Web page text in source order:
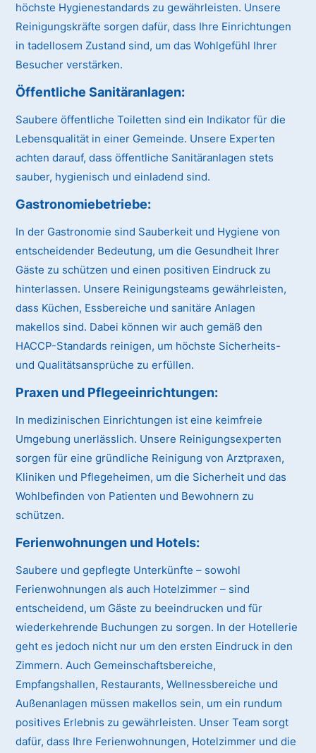
höchste Hygienestandards zu gewährleisten. Unsere
Reinigungskräfte sorgen dafür, dass Ihre Einrichtungen
in tadellosem Zustand sind, um das Wohlgefühl Ihrer
Besucher verstärken.
Öffentliche Sanitäranlagen:
Saubere öffentliche Toiletten sind ein Indikator für die
Lebensqualität in einer Gemeinde. Unsere Experten
achten darauf, dass öffentliche Sanitäranlagen stets
sauber, hygienisch und einladend sind.
Gastronomiebetriebe:
In der Gastronomie sind Sauberkeit und Hygiene von
entscheidender Bedeutung, um die Gesundheit Ihrer
Gäste zu schützen und einen positiven Eindruck zu
hinterlassen. Unsere Reinigungsteams gewährleisten,
dass Küchen, Essbereiche und sanitäre Anlagen
makellos sind. Dabei können wir auch gemäß den
HACCP-Standards reinigen, um höchste Sicherheits-
und Qualitätsansprüche zu erfüllen.
Praxen und Pflegeeinrichtungen:
In medizinischen Einrichtungen ist eine keimfreie
Umgebung unerlässlich. Unsere Reinigungsexperten
sorgen für eine gründliche Reinigung von Arztpraxen,
Kliniken und Pflegeheimen, um die Sicherheit und das
Wohlbefinden von Patienten und Bewohnern zu
schützen.
Ferienwohnungen und Hotels:
Saubere und gepflegte Unterkünfte – sowohl
Ferienwohnungen als auch Hotelzimmer – sind
entscheidend, um Gäste zu beeindrucken und für
wiederkehrende Buchungen zu sorgen. In der Hotellerie
geht es jedoch nicht nur um den ersten Eindruck in den
Zimmern. Auch Gemeinschaftsbereiche,
Empfangshallen, Restaurants, Wellnessbereiche und
Außenanlagen müssen makellos sein, um ein rundum
positives Erlebnis zu gewährleisten. Unser Team sorgt
dafür, dass Ihre Ferienwohnungen, Hotelzimmer und die